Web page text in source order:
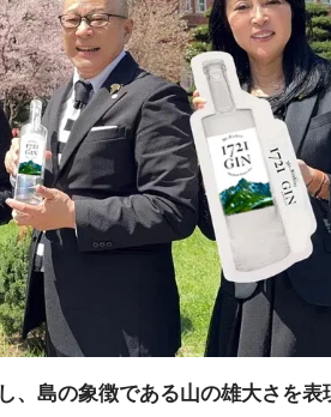
、島の象徴である山の雄大さを表